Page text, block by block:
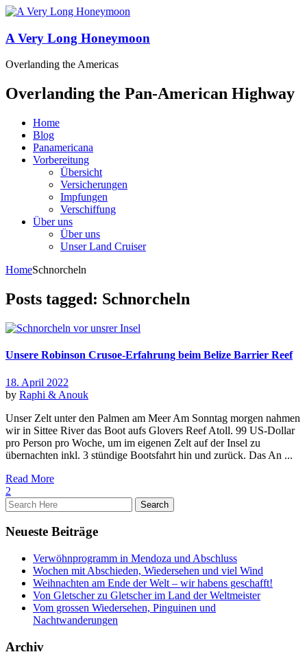
A Very Long Honeymoon
Overlanding the Americas
Overlanding the Pan-American Highway
Home
Blog
Panamericana
Vorbereitung
Übersicht
Versicherungen
Impfungen
Verschiffung
Über uns
Über uns
Unser Land Cruiser
HomeSchnorcheln
Posts tagged: Schnorcheln
Unsere Robinson Crusoe-Erfahrung beim Belize Barrier Reef
18. April 2022
by Raphi & Anouk
Unser Zelt unter den Palmen am Meer Am Sonntag morgen nahmen
wir in Sittee River das Boot aufs Glovers Reef Atoll. 99 US-Dollar
pro Person pro Woche, um im eigenen Zelt auf der Insel zu
übernachten inkl. 3 stündige Bootsfahrt hin und zurück. Das An ...
Read More
2
Neueste Beiträge
Verwöhnprogramm in Mendoza und Abschluss
Wochen mit Abschieden, Wiedersehen und viel Wind
Weihnachten am Ende der Welt – wir habens geschafft!
Von Gletscher zu Gletscher im Land der Weltmeister
Vom grossen Wiedersehen, Pinguinen und
Nachtwanderungen
Archiv